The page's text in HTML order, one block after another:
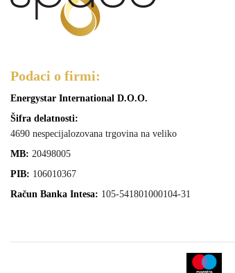
Podaci o firmi:
Energystar International D.O.O.
Šifra delatnosti:
4690 nespecijalozovana trgovina na veliko
MB: 20498005
PIB: 106010367
Račun Banka Intesa: 105-541801000104-31